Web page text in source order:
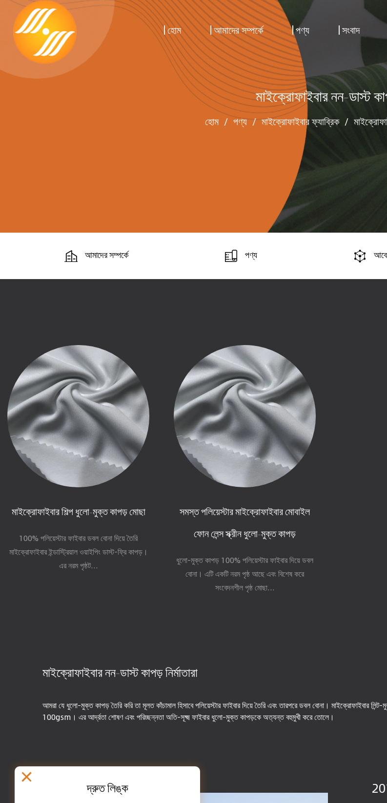
হোম আমাদের সম্পর্কে পণ্য সংবাদ
মাইক্রোফাইবার নন-ডাস্ট
হোম /পণ্য/মাইক্রোফাইবার ফ্যাব্রিক /
আমাদের সম্পর্কে পণ্য
মাইক্রোফাইবার শিল্প ধুলো-মুক্ত কাপড় মোছা
100% পলিয়েস্টার ফাইবার ডবল বোনা দিয়ে তৈরি
মাইক্রোফাইবার ইন্ডাস্ট্রিয়াল ওয়াইপিং ডাস্ট-ফ্রি কাপড়।
এর নরম পৃষ্ঠট...
সমস্ত পলিয়েস্টার মাইক্রোফাইবার মোবাইল
ফোন লেন্স স্ক্রীন ধুলো-মুক্ত কাপড়
ধুলো-মুক্ত কাপড় 100% পলিয়েস্টার ফাইবার দিয়ে ডবল
বোনা। এটি একটি নরম পৃষ্ঠ আছে এবং বিশেষ করে
সংবেদনশীল পৃষ্ঠ মোছা...
মাইক্রোফাইবার নন-ডাস্ট কাপড় নির্মাতারা
আমরা যে ধুলো-মুক্ত কাপড় তৈরি করি তা মূলত কাঁচামাল হিসাবে পলিয়েস্টার ফাইবার দিয়ে তৈরি এবং তারপরে ডবল বোনা। মাইক্রোফাইবার
100gsm। এর আর্দ্রতা শোষণ এবং পরিচ্ছন্নতা অতি-সূক্ষ্ম ফাইবার ধুলো-মুক্ত কাপড়কে অত্যন্ত বহুমুখী করে তোলে।
দ্রুত লিঙ্ক